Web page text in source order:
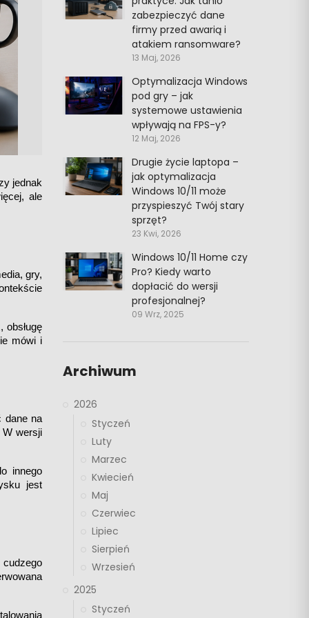
jednak
ale
gry,
obsługę
mówi i
dane na
W wersji
innego
jest
zabezpieczyć dane
firmy przed awarią i
atakiem ransomware?
13 Maj, 2026
Optymalizacja Windows
pod gry – jak
systemowe ustawienia
wpływają na FPS-y?
12 Maj, 2026
Drugie życie laptopa –
jak optymalizacja
Windows 10/11 może
przyspieszyć Twój stary
sprzęt?
23 Kwi, 2026
Windows 10/11 Home czy
Pro? Kiedy warto
dopłacić do wersji
profesjonalnej?
09 Wrz, 2025
Archiwum
2026
Styczeń
Luty
Marzec
Kwiecień
Maj
Czerwiec
Lipiec
Sierpień
Wrzesień
2025
Styczeń